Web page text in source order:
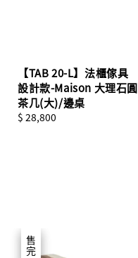
【TAB 20-L】法櫃傢具
設計款-Maison 大理石圓
茶几(大)/邊桌
Regular
$ 28,800
優惠
售完